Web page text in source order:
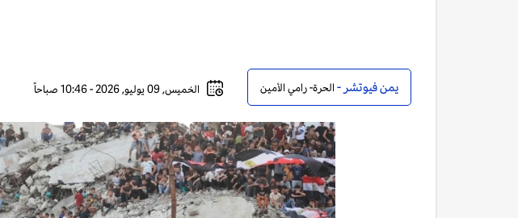
يمن فيوتشر - الحرة- رامي الأمين الخميس, 09 يوليو, 2026 - 10:46 صباحاً